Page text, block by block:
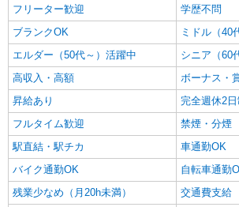
フリーター歓迎
学歴不問
ブランクOK
ミドル（40
エルダー（50代～）活躍中
シニア（60
高収入・高額
ボーナス・
昇給あり
完全週休2日
フルタイム歓迎
禁煙・分煙
駅直結・駅チカ
車通勤OK
バイク通勤OK
自転車通勤
残業少なめ（月20h未満）
交通費支給